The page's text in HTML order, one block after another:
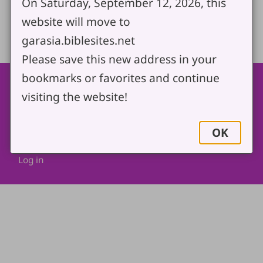
Share
Footer
Copyright
Log in
website will move to
garasia.biblesites.net
Please save this new address in your
bookmarks or favorites and continue
visiting the website!
OK